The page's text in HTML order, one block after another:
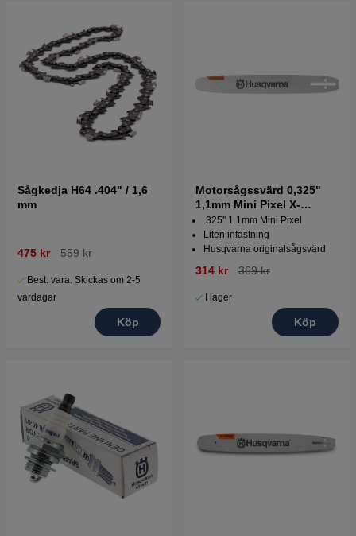
Sågkedja H64 .404" / 1,6
mm
475 kr 559 kr
Best. vara. Skickas om 2-5
vardagar
Köp
Motorsågssvärd 0,325"
1,1mm Mini Pixel X-
precision
.325'' 1.1mm Mini Pixel
Liten infästning
Husqvarna originalsågsvärd
314 kr 369 kr
I lager
Köp